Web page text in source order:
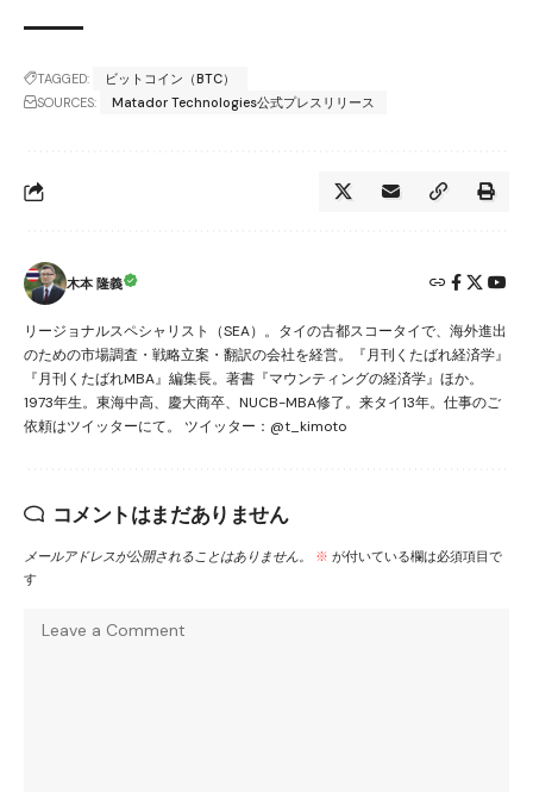
TAGGED:
ビットコイン（BTC）
SOURCES:
Matador Technologies公式プレスリリース
木本 隆義
リージョナルスペシャリスト（SEA）。タイの古都スコータイで、海外進出
のための市場調査・戦略立案・翻訳の会社を経営。『月刊くたばれ経済学』
『月刊くたばれMBA』編集長。著書『マウンティングの経済学』ほか。
1973年生。東海中高、慶大商卒、NUCB-MBA修了。来タイ13年。仕事のご
依頼はツイッターにて。 ツイッター：@t_kimoto
コメントはまだありません
メールアドレスが公開されることはありません。 ※ が付いている欄は必須項目で
す